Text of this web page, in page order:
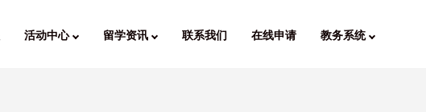
活动中心 留学资讯 联系我们 在线申请 教务系统